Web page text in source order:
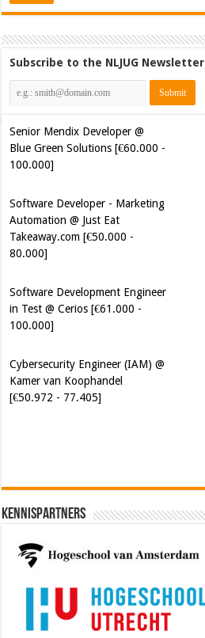
Subscribe to the NLJUG Newsletter
Senior Mendix Developer @
Blue Green Solutions [€60.000 -
100.000]
Software Developer - Marketing
Automation @ Just Eat
Takeaway.com [€50.000 -
80.000]
Software Development Engineer
in Test @ Cerios [€61.000 -
100.000]
Cybersecurity Engineer (IAM) @
Kamer van Koophandel
[€50.972 - 77.405]
Kennispartners